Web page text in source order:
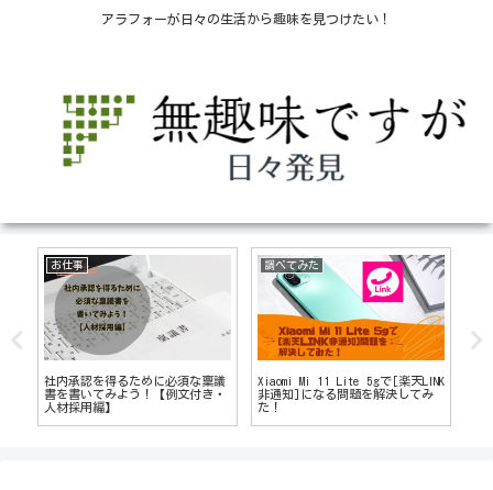
アラフォーが日々の生活から趣味を見つけたい！
お仕事
社内承認を得るために必須な稟議
書を書いてみよう！【例文付き・
人材採用編】
調べてみた
Xiaomi Mi 11 Lite 5gで[楽天LINK
非通知]になる問題を解決してみ
た！